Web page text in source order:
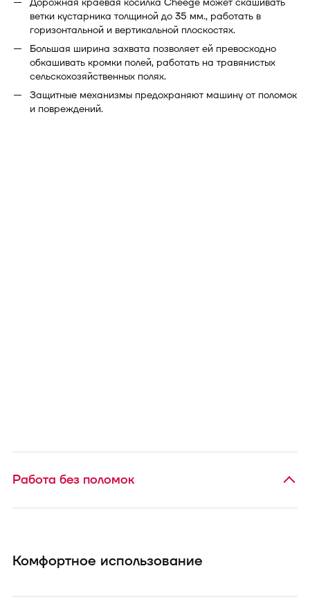
ветки кустарника толщиной до 35 мм., работать в
горизонтальной и вертикальной плоскостях.
Большая ширина захвата позволяет ей превосходно
обкашивать кромки полей, работать на травянистых
сельскохозяйственных полях.
Защитные механизмы предохраняют машину от поломок
и повреждений.
Работа без поломок
Комфортное использование